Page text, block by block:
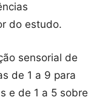
do estudo.
sensorial de
de 1 a 9 para
e de 1 a 5 sobre